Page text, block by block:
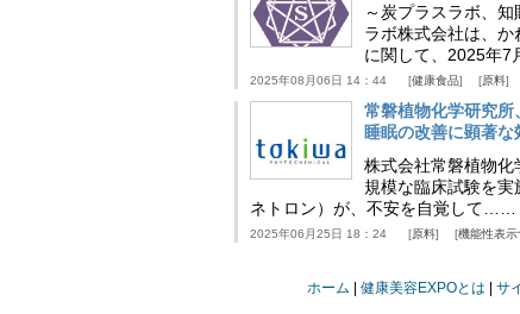
～炭プラスラボ、
ラボ株式会社は、か
に関して、2025年
2025年08月06日 14：44 健康食品 原料
常磐植物化学研究所
睡眠の改善に顕著な
株式会社常磐植物
規模な臨床試験を
ネトロン）が、不安を自覚して……
2025年06月25日 18：24 原料 機能性表示
ホーム 健康美容EXPOとは サ